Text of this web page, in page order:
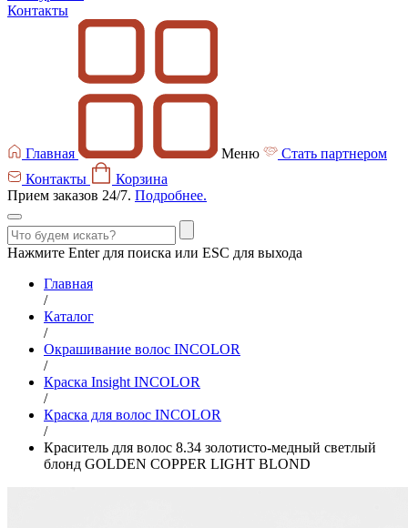
Контакты
Главная Меню
Стать партнером
Контакты
Корзина
Прием заказов 24/7. Подробнее.
Нажмите Enter для поиска или ESC для выхода
Главная
/
Каталог
/
Окрашивание волос INCOLOR
/
Краска Insight INCOLOR
/
Краска для волос INCOLOR
/
Краситель для волос 8.34 золотисто-медный светлый
блонд GOLDEN COPPER LIGHT BLOND